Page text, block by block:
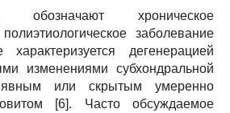
хроническое
заболевание
характеризуется дегенерацией
изменениями субхондральной
или скрытым умеренно
[6]. Часто обсуждаемое